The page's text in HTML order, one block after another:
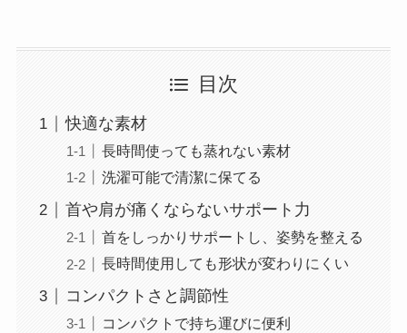
目次
快適な素材
長時間使っても蒸れない素材
洗濯可能で清潔に保てる
首や肩が痛くならないサポート力
首をしっかりサポートし、姿勢を整える
長時間使用しても形状が変わりにくい
コンパクトさと調節性
コンパクトで持ち運びに便利